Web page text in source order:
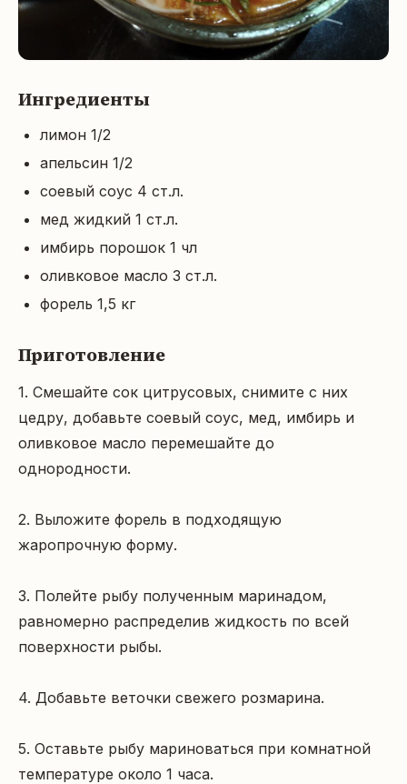
Ингредиенты
лимон 1/2
апельсин 1/2
соевый соус 4 ст.л.
мед жидкий 1 ст.л.
имбирь порошок 1 чл
оливковое масло 3 ст.л.
форель 1,5 кг
Приготовление
1. Смешайте сок цитрусовых, снимите с них
цедру, добавьте соевый соус, мед, имбирь и
оливковое масло перемешайте до
однородности.
2. Выложите форель в подходящую
жаропрочную форму.
3. Полейте рыбу полученным маринадом,
равномерно распределив жидкость по всей
поверхности рыбы.
4. Добавьте веточки свежего розмарина.
5. Оставьте рыбу мариноваться при комнатной
температуре около 1 часа.